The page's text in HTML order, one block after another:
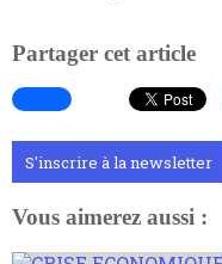
Partager cet article
S'inscrire à la newsletter
Vous aimerez aussi :